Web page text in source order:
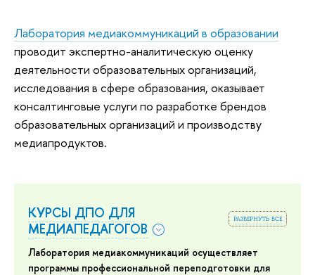
Лаборатория медиакоммуникаций в образовании
проводит экспертно-аналитическую оценку
деятельности образовательных организаций,
исследования в сфере образования, оказывает
консалтинговые услуги по разработке брендов
образовательных организаций и производству
медиапродуктов.
развернуть все
КУРСЫ ДПО ДЛЯ
МЕДИАПЕДАГОГОВ
Лаборатория медиакоммуникаций осуществляет
программы профессиональной переподготовки для